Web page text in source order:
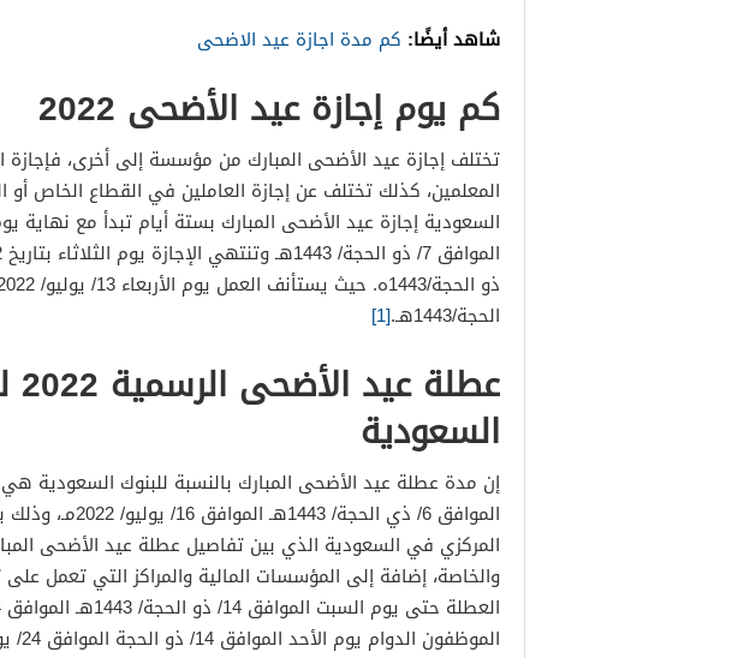
شاهد أيضًا: كم مدة اجازة عيد الاضحى
كم يوم إجازة عيد الأضحى 2022
تختلف إجازة عيد الأضحى المبارك من مؤسسة إلى أخرى، فإجازة
المعلمين، كذلك تختلف عن إجازة العاملين في القطاع الخاص
الحجة/1443هـ.
[1]
السعودية
إن مدة عطلة عيد الأضحى المبارك بالنسبة للبنوك السعودية هي
الموافق 6/ ذي الحجة/
المركزي في السعودية الذي بين تفاصيل عطلة عيد الأضحى
والخاصة، إضافة إلى المؤسسات المالية والمراكز التي تعمل
الموظفون الدوام يوم الأحد الموافق 14/ ذو الحجة الموافق 24/ يوليو/ 2022مـ.